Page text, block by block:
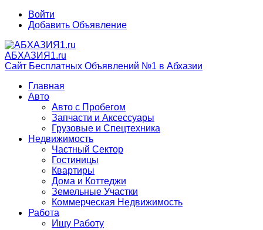
Войти
Добавить Объявление
АБХАЗИЯ1.ru
Сайт Бесплатных Объявлений №1 в Абхазии
Главная
Авто
Авто с Пробегом
Запчасти и Аксессуары
Грузовые и Спецтехника
Недвижимость
Частный Сектор
Гостиницы
Квартиры
Дома и Коттеджи
Земельные Участки
Коммерческая Недвижимость
Работа
Ищу Работу